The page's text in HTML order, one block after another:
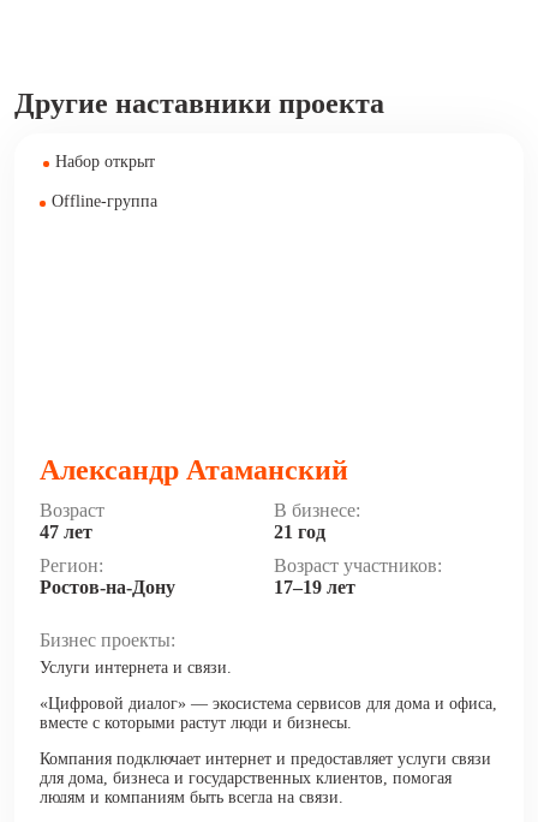
Другие наставники проекта
Набор открыт
Offline-группа
Александр Атаманский
Возраст
47 лет
В бизнесе:
21 год
Регион:
Ростов-на-Дону
Возраст участников:
17–19 лет
Бизнес проекты:
Услуги интернета и связи.
«Цифровой диалог» — экосистема сервисов для дома и офиса,
вместе с которыми растут люди и бизнесы.
Компания подключает интернет и предоставляет услуги связи
для дома, бизнеса и государственных клиентов, помогая
людям и компаниям быть всегда на связи.